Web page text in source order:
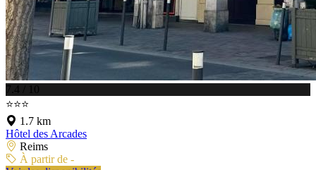
7.4 / 10
⭐⭐⭐
1.7 km
Hôtel des Arcades
Reims
À partir de -